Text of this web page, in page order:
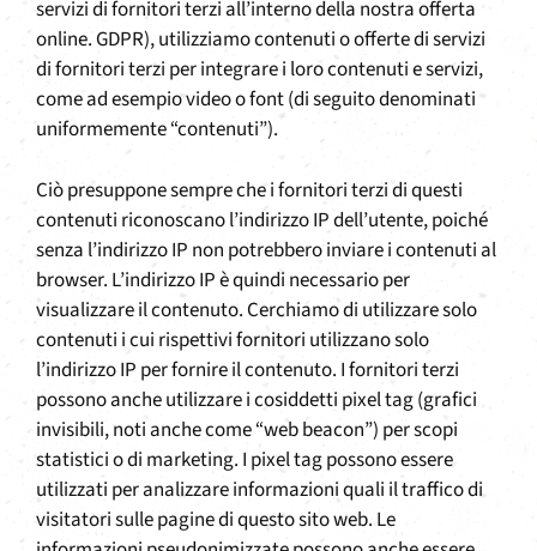
servizi di fornitori terzi all’interno della nostra offerta
online. GDPR), utilizziamo contenuti o offerte di servizi
di fornitori terzi per integrare i loro contenuti e servizi,
come ad esempio video o font (di seguito denominati
uniformemente “contenuti”).
Ciò presuppone sempre che i fornitori terzi di questi
contenuti riconoscano l’indirizzo IP dell’utente, poiché
senza l’indirizzo IP non potrebbero inviare i contenuti al
browser. L’indirizzo IP è quindi necessario per
visualizzare il contenuto. Cerchiamo di utilizzare solo
contenuti i cui rispettivi fornitori utilizzano solo
l’indirizzo IP per fornire il contenuto. I fornitori terzi
possono anche utilizzare i cosiddetti pixel tag (grafici
invisibili, noti anche come “web beacon”) per scopi
statistici o di marketing. I pixel tag possono essere
utilizzati per analizzare informazioni quali il traffico di
visitatori sulle pagine di questo sito web. Le